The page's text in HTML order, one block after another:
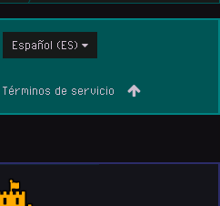
Español (ES)
Términos de servicio